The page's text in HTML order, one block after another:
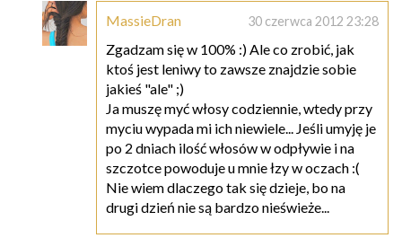
MassieDran 30 czerwca 2012 23:28
Zgadzam się w 100% :) Ale co zrobić, jak
ktoś jest leniwy to zawsze znajdzie sobie
jakieś "ale" ;)
Ja muszę myć włosy codziennie, wtedy przy
myciu wypada mi ich niewiele... Jeśli umyję je
po 2 dniach ilość włosów w odpływie i na
szczotce powoduje u mnie łzy w oczach :(
Nie wiem dlaczego tak się dzieje, bo na
drugi dzień nie są bardzo nieświeże...